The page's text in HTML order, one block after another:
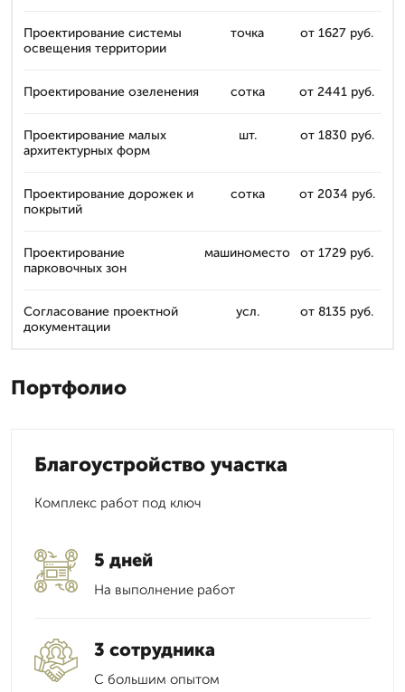
Проектирование системы
освещения территории
точка от 1627 руб.
Проектирование озеленения сотка от 2441 руб.
Проектирование малых
архитектурных форм
шт. от 1830 руб.
Проектирование дорожек и
покрытий
сотка от 2034 руб.
Проектирование
парковочных зон
машиноместо от 1729 руб.
Согласование проектной
документации
усл. от 8135 руб.
Портфолио
Благоустройство участка
Комплекс работ под ключ
5 дней
На выполнение работ
3 сотрудника
С большим опытом